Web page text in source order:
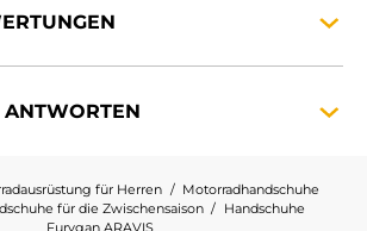
ANTWORTEN
für Herren
Motorradhandschuhe
für die Zwischensaison
Handschuhe
Furygan ARAVIS